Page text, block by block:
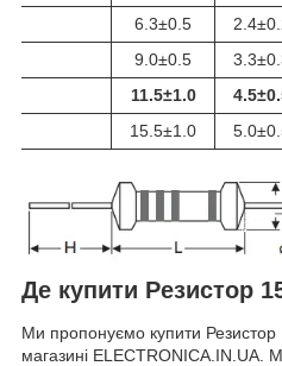
6.3±0.5
9.0±0.5
11.5±1.0
15.5±1.0
Де купити Резистор
Ми пропонуємо купити
магазині ELECTRONICA.IN.UA.